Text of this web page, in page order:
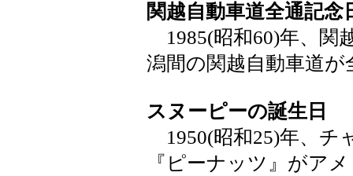
関越自動車道全通記念
1985(昭和60)年、関
潟間の関越自動車道
スヌーピーの誕生日
1950(昭和25)年、チ
『ピーナッツ』がア